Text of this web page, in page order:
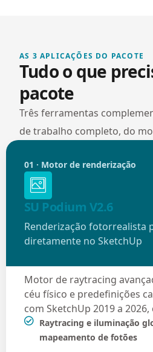
AS 3 APLICAÇÕES DO PACOTE
Tudo o que
pacote
Três ferramentas
de trabalho completo, do
01 · Motor de renderização
SU Podium V2.6
Renderização fotorrealista
diretamente no SketchUp
Motor de raytracing
céu físico e predefinições
com SketchUp 2019 a
Raytracing e iluminação
mapeamento de fotões